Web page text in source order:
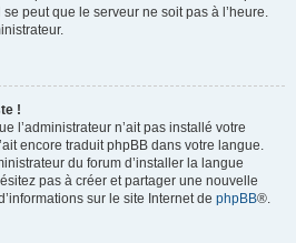
se peut que le serveur ne soit pas à l’heure.
!
l’administrateur n’ait pas installé votre
encore traduit phpBB dans votre langue.
du forum d’installer la langue
pas à créer et partager une nouvelle
sur le site Internet de phpBB®.